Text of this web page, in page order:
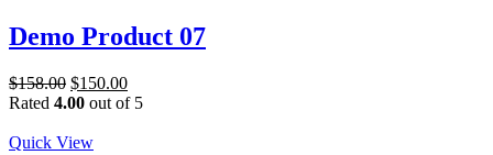
Demo Product 07
$158.00 $150.00
Rated 4.00 out of 5
Quick View